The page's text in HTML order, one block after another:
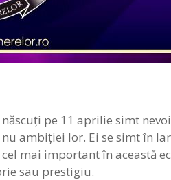
pe 11 aprilie simt
ambiţiei lor. Ei se simt în
mai important în această
sau prestigiu.